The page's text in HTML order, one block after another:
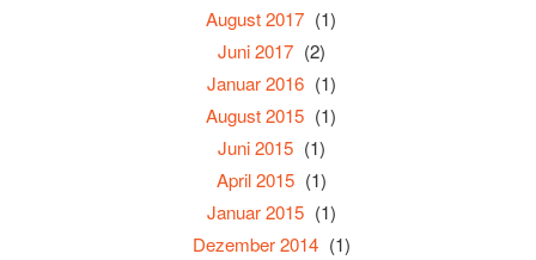
August 2017 (1)
Juni 2017 (2)
Januar 2016 (1)
August 2015 (1)
Juni 2015 (1)
April 2015 (1)
Januar 2015 (1)
Dezember 2014 (1)